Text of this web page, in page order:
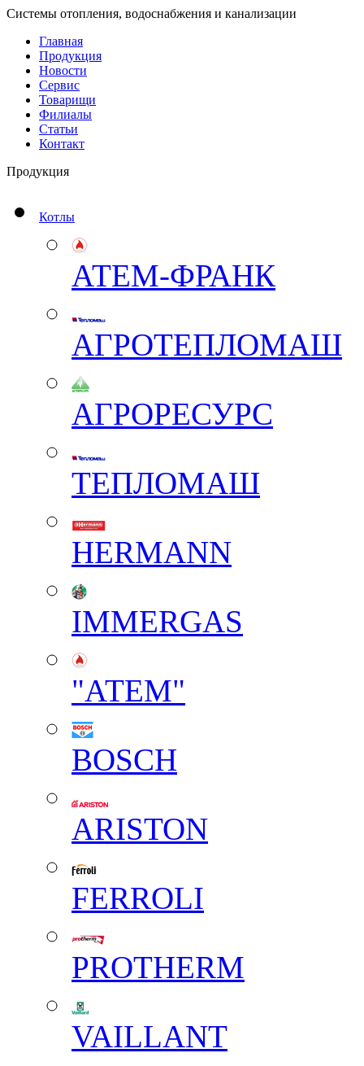
Системы отопления, водоснабжения и канализации
Главная
Продукция
Новости
Сервис
Товарищи
Филиалы
Статьи
Контакт
Продукция
Котлы
АТЕМ-ФРАНК
АГРОТЕПЛОМАШ
АГРОРЕСУРС
ТЕПЛОМАШ
HERMANN
IMMERGAS
"АТЕМ"
BOSCH
ARISTON
FERROLI
PROTHERM
VAILLANT